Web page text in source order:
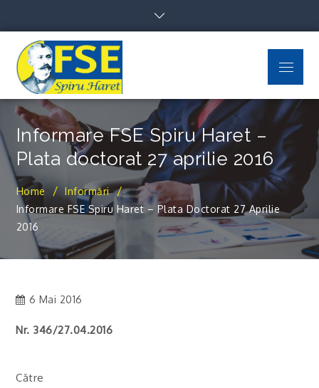
content
FSE Spiru Haret
Menu
Informare FSE Spiru Haret –
Plata doctorat 27 aprilie 2016
Home
Informări
Informare FSE Spiru Haret – Plata Doctorat 27 Aprilie
2016
6 Mai 2016
Nr. 346/27.04.2016
Către